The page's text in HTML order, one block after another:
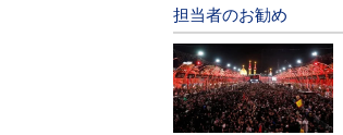
担当者のお勧め